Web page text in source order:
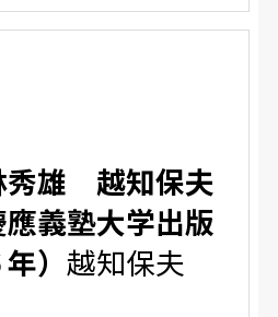
秀雄 越知保夫
義塾大学出版
） 越知保夫